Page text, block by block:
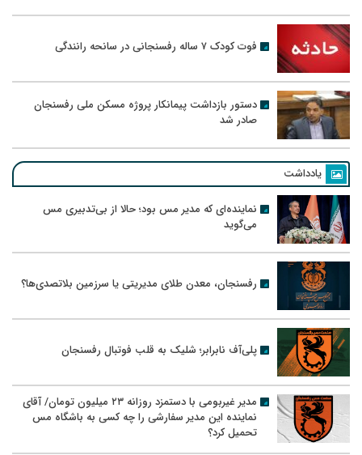
فوت کودک ۷ ساله رفسنجانی در سانحه رانندگی
دستور بازداشت پیمانکار پروژه مسکن ملی رفسنجان
صادر شد
یادداشت
نماینده‌ای که مدیر مس بود؛ حالا از بی‌تدبیری مس
می‌گوید
رفسنجان، معدن طلای مدیریتی یا سرزمین بلاتصدی‌ها؟
پلی‌آف نابرابر؛ شلیک به قلب فوتبال رفسنجان
مدیر غیربومی با دستمزد روزانه ۲۳ میلیون تومان/ آقای
نماینده این مدیر سفارشی را چه کسی به باشگاه مس
تحمیل کرد؟